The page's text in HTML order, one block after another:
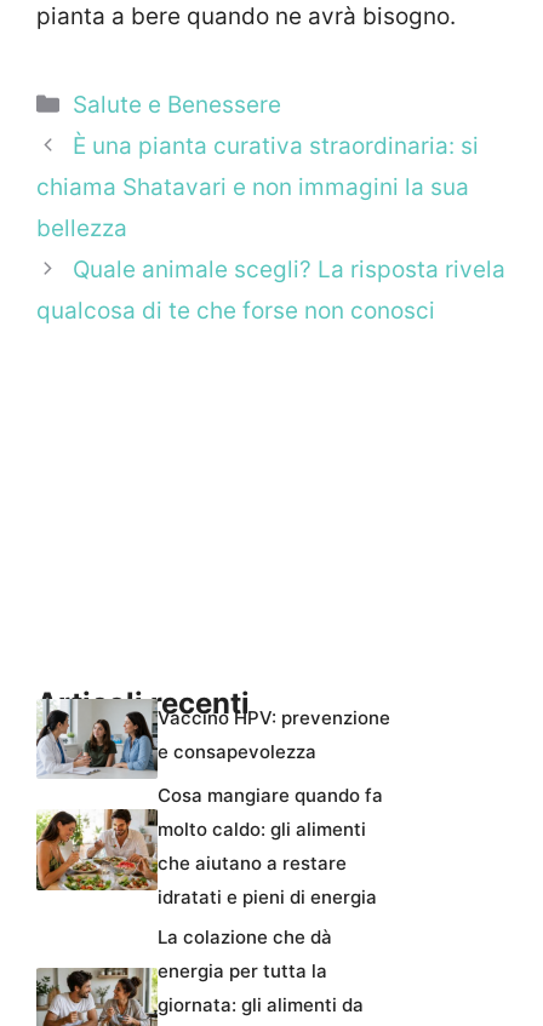
pianta a bere quando ne avrà bisogno.
Categorie
Salute e Benessere
È una pianta curativa straordinaria: si
chiama Shatavari e non immagini la sua
bellezza
Quale animale scegli? La risposta rivela
qualcosa di te che forse non conosci
Articoli recentiVaccino HPV: prevenzione
e consapevolezza
Cosa mangiare quando fa
molto caldo: gli alimenti
che aiutano a restare
idratati e pieni di energia
La colazione che dà
energia per tutta la
giornata: gli alimenti da